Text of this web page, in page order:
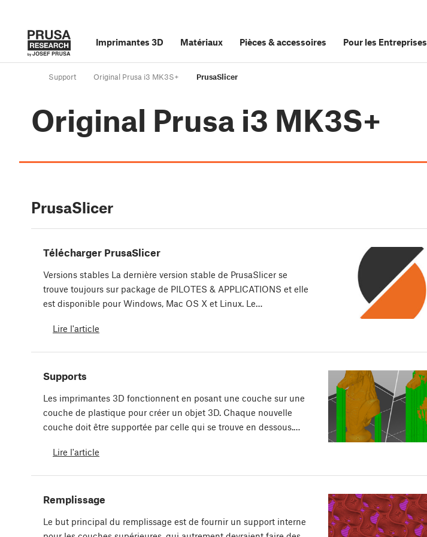
Imprimantes 3D Matériaux Pièces &accessoires Pour les Entreprises
Support Original Prusa i3 MK3S+ PrusaSlicer
Original Prusa i3 MK3S+
PrusaSlicer
Télécharger PrusaSlicer
Versions stables La dernière version stable de PrusaSlicer se
trouve toujours sur package de PILOTES & APPLICATIONS et elle
est disponible pour Windows, Mac OS X et Linux. Le…
Lire l'article
Supports
Les imprimantes 3D fonctionnent en posant une couche sur une
couche de plastique pour créer un objet 3D. Chaque nouvelle
couche doit être supportée par celle qui se trouve en dessous.…
Lire l'article
Remplissage
Le but principal du remplissage est de fournir un support interne